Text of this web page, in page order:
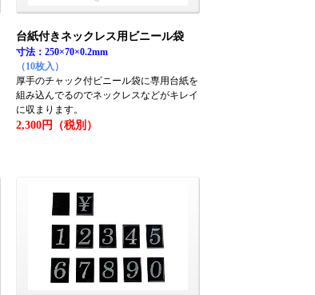
台紙付きネックレス用ビニール袋
寸法：250×70×0.2mm
（10枚入）
厚手のチャック付ビニール袋に専用台紙を
組み込んでるのでネックレスなどがキレイ
に収まります。
2,300円（税別）